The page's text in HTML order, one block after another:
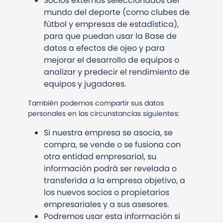
mundo del deporte (como clubes de
fútbol y empresas de estadística),
para que puedan usar la Base de
datos a efectos de ojeo y para
mejorar el desarrollo de equipos o
analizar y predecir el rendimiento de
equipos y jugadores.
También podemos compartir sus datos
personales en las circunstancias siguientes:
Si nuestra empresa se asocia, se
compra, se vende o se fusiona con
otra entidad empresarial, su
información podrá ser revelada o
transferida a la empresa objetivo, a
los nuevos socios o propietarios
empresariales y a sus asesores.
Podremos usar esta información si